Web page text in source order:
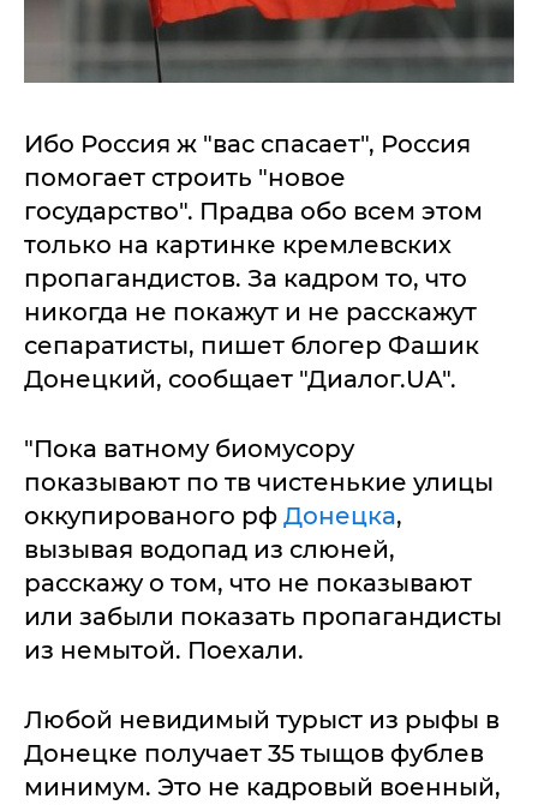
Ибо Россия ж "вас спасает", Россия
помогает строить "новое
государство". Прадва обо всем этом
только на картинке кремлевских
пропагандистов. За кадром то, что
никогда не покажут и не расскажут
сепаратисты, пишет блогер Фашик
Донецкий, сообщает "Диалог.UA".
"Пока ватному биомусору
показывают по тв чистенькие улицы
оккупированого рф Донецка,
вызывая водопад из слюней,
расскажу о том, что не показывают
или забыли показать пропагандисты
из немытой. Поехали.
Любой невидимый турыст из рыфы в
Донецке получает 35 тыщов фублев
минимум. Это не кадровый военный,